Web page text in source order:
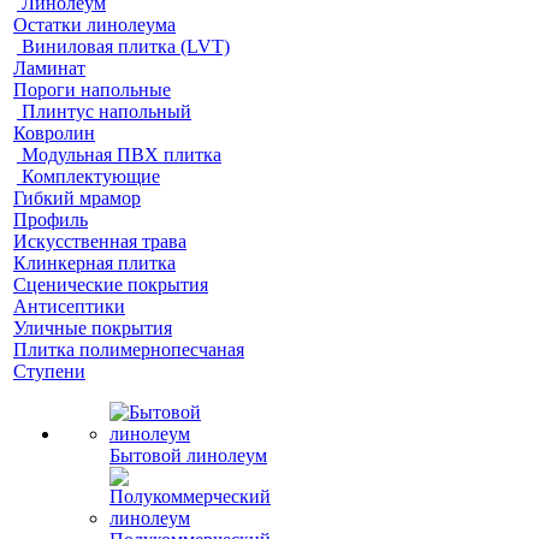
Остатки линолеума
Виниловая плитка (LVT)
Ламинат
Пороги напольные
Плинтус напольный
Ковролин
Модульная ПВХ плитка
Комплектующие
Гибкий мрамор
Профиль
Искусственная трава
Клинкерная плитка
Сценические покрытия
Антисептики
Уличные покрытия
Плитка полимернопесчаная
Ступени
Бытовой линолеум